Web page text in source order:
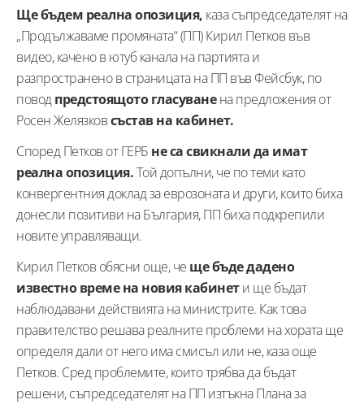
Ще бъдем реална опозиция, каза съпредседателят на
„Продължаваме промяната“ (ПП) Кирил Петков във
видео, качено в ютуб канала на партията и
разпространено в страницата на ПП във Фейсбук, по
поводпредстоящото гласуванена предложения от
Росен Желязковсъстав на кабинет.
Според Петков от ГЕРБ не са свикнали да имат
реална опозиция.Той допълни, че по теми като
конвергентния доклад за еврозоната и други, които биха
донесли позитиви на България, ПП биха подкрепили
новите управляващи.
Кирил Петков обясни още, че ще бъде дадено
известно време на новия кабинети ще бъдат
наблюдавани действията на министрите. Как това
правителство решава реалните проблеми на хората ще
определя дали от него има смисъл или не, каза още
Петков. Сред проблемите, които трябва да бъдат
решени, съпредседателят на ПП изтъкна Плана за